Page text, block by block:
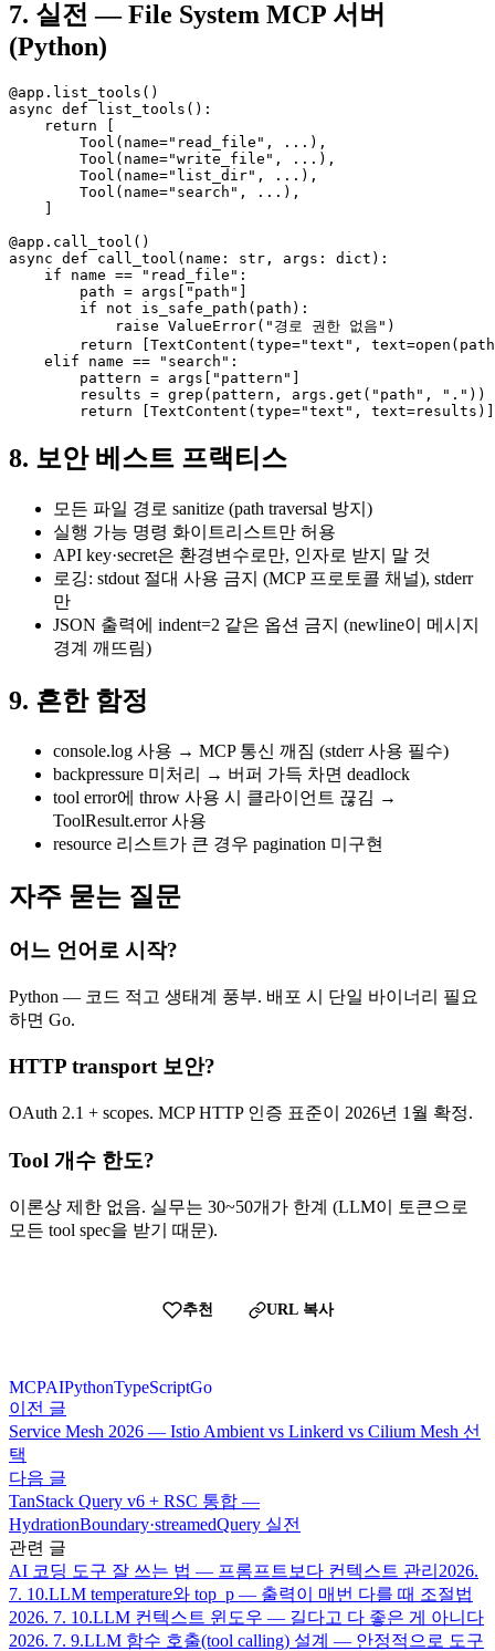
7. 실전 — File System MCP 서버
(Python)
@app.list_tools()
async def list_tools():
    return [
        Tool(name="read_file", ...),
        Tool(name="write_file", ...),
        Tool(name="list_dir", ...),
        Tool(name="search", ...),
    ]
@app.call_tool()
async def call_tool(name: str, args: dict):
    if name == "read_file":
        path = args["path"]
        if not is_safe_path(path):
            raise ValueError("경로 권한 없음")
return [TextContent(type="text",
    elif name == "search":
        pattern = args["pattern"]
        results = grep(pattern, args.get("path", "."))
        return [TextContent(type="text", text=results)]
8. 보안 베스트 프랙티스
모든 파일 경로 sanitize (path traversal 방지)
실행 가능 명령 화이트리스트만 허용
API key·secret은 환경변수로만, 인자로 받지 말 것
로깅: stdout 절대 사용 금지 (MCP 프로토콜 채널), stderr
만
JSON 출력에 indent=2 같은 옵션 금지 (newline이 메시지
경계 깨뜨림)
9. 흔한 함정
console.log 사용 → MCP 통신 깨짐 (stderr 사용 필수)
backpressure 미처리 → 버퍼 가득 차면 deadlock
tool error에 throw 사용 시 클라이언트 끊김 →
ToolResult.error 사용
resource 리스트가 큰 경우 pagination 미구현
자주 묻는 질문
어느 언어로 시작?
Python — 코드 적고 생태계 풍부. 배포 시 단일 바이너리 필요
하면 Go.
HTTP transport 보안?
OAuth 2.1 + scopes. MCP HTTP 인증 표준이 2026년 1월 확정.
Tool 개수 한도?
이론상 제한 없음. 실무는 30~50개가 한계 (LLM이 토큰으로
모든 tool spec을 받기 때문).
추천 URL 복사
MCPAIPythonTypeScriptGo
이전 글
Service Mesh 2026 — Istio Ambient vs Linkerd vs Cilium Mesh 선
택
다음 글
TanStack Query v6 + RSC 통합 —
HydrationBoundary·streamedQuery 실전
관련 글
AI 코딩 도구 잘 쓰는 법 — 프롬프트보다 컨텍스트 관리 2026.
7. 10.LLM temperature와 top_p — 출력이 매번 다를 때 조절법
2026. 7. 10.LLM 컨텍스트 윈도우 — 길다고 다 좋은 게 아니다
2026. 7. 9.LLM 함수 호출(tool calling) 설계 — 안정적으로 도구